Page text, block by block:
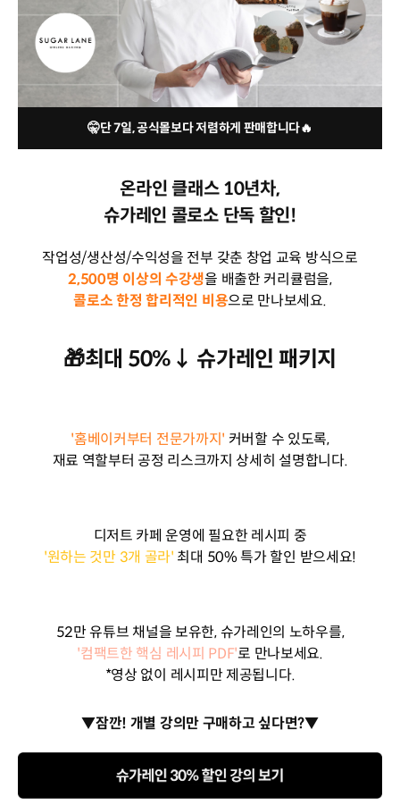
🤫단 7일, 공식몰보다 저렴하게 판매합니다🔥
온라인 클래스 10년차,
슈가레인 콜로소 단독 할인!
작업성/생산성/수익성을 전부 갖춘 창업 교육 방식으로
2,500명 이상의 수강생을 배출한 커리큘럼을,
콜로소 한정 합리적인 비용으로 만나보세요.
🎁최대 50%↓ 슈가레인 패키지
'홈베이커부터 전문가까지' 커버할 수 있도록,
재료 역할부터 공정 리스크까지 상세히 설명합니다.
디저트 카페 운영에 필요한 레시피 중
'원하는 것만 3개 골라' 최대 50% 특가 할인 받으세요!
52만 유튜브 채널을 보유한, 슈가레인의 노하우를,
'컴팩트한 핵심 레시피 PDF'로 만나보세요.
*영상 없이 레시피만 제공됩니다.
▼잠깐! 개별 강의만 구매하고 싶다면?▼